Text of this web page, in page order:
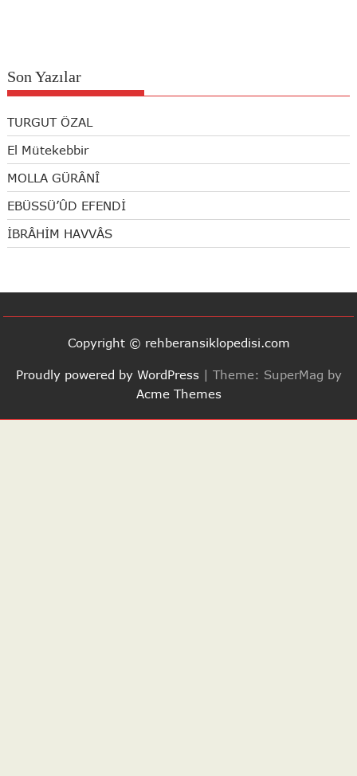
Son Yazılar
TURGUT ÖZAL
El Mütekebbir
MOLLA GÜRÂNÎ
EBÜSSÜ’ÛD EFENDİ
İBRÂHİM HAVVÂS
Copyright © rehberansiklopedisi.com
Proudly powered by WordPress
Theme: SuperMag by
Acme Themes